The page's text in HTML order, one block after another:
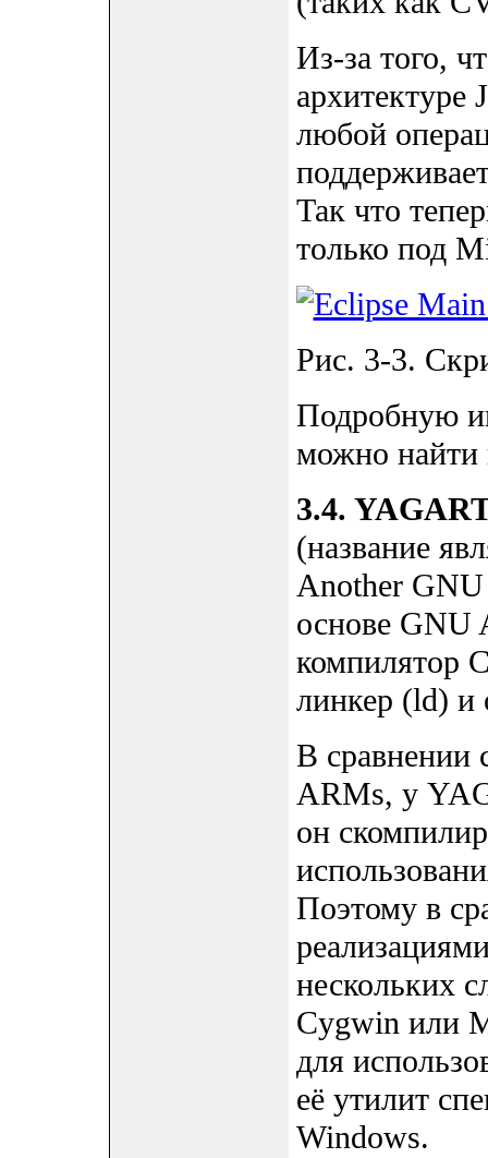
Из-за того,
архитектуре
любой
Так что
только под
Рис. 3-3.
Подробную
можно найти
3.4.
(название
Another GNU
основе GNU
компилятор
линкер (ld) и
В сравнении
ARMs, у
он
Поэтому в
нескольких
Cygwin или
для
её утилит
Windows.